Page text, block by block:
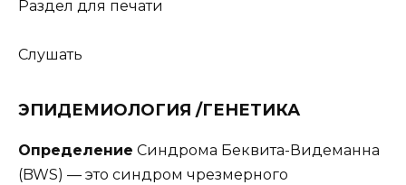
Раздел для печати
Слушать
ЭПИДЕМИОЛОГИЯ /ГЕНЕТИКА
Определение Синдрома Беквита-Видеманна
(BWS) — это синдром чрезмерного